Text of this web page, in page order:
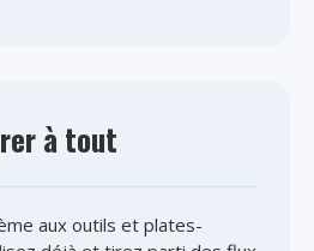
à tout
aux outils et plates-